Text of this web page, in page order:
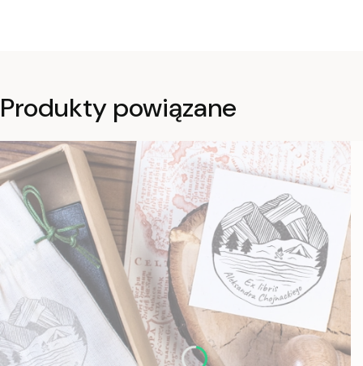
Produkty powiązane